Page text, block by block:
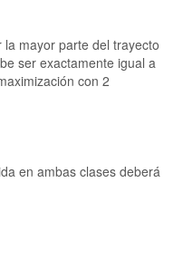
mayor parte del trayecto
ser exactamente igual a
con 2
en ambas clases deberá